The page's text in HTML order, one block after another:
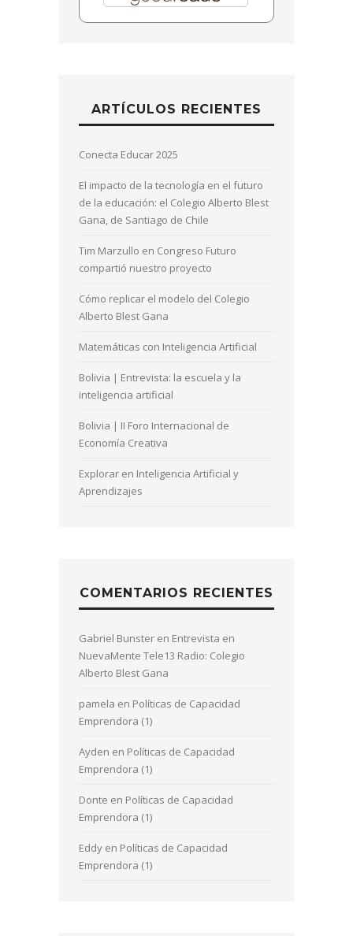
ARTÍCULOS RECIENTES
Conecta Educar 2025
El impacto de la tecnología en el futuro
de la educación: el Colegio Alberto Blest
Gana, de Santiago de Chile
Tim Marzullo en Congreso Futuro
compartió nuestro proyecto
Cómo replicar el modelo del Colegio
Alberto Blest Gana
Matemáticas con Inteligencia Artificial
Bolivia | Entrevista: la escuela y la
inteligencia artificial
Bolivia | II Foro Internacional de
Economía Creativa
Explorar en Inteligencia Artificial y
Aprendizajes
COMENTARIOS RECIENTES
Gabriel Bunster en Entrevista en
NuevaMente Tele13 Radio: Colegio
Alberto Blest Gana
pamela en Políticas de Capacidad
Emprendora (1)
Ayden en Políticas de Capacidad
Emprendora (1)
Donte en Políticas de Capacidad
Emprendora (1)
Eddy en Políticas de Capacidad
Emprendora (1)